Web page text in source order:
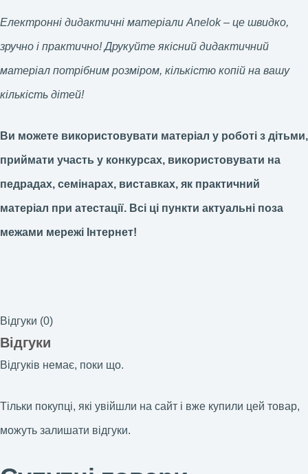
Електронні дидактичні матеріали Anelok – це швидко,
зручно і практично! Друкуйте якісний дидактичний
матеріал потрібним розміром, кількістю копій на вашу
кількість дітей!
Ви можете використовувати матеріал у роботі з дітьми,
приймати участь у конкурсах, використовувати на
педрадах, семінарах, виставках, як практичний
матеріал при атестації. Всі ці пункти актуальні поза
межами мережі Інтернет!
Відгуки (0)
Відгуки
Відгуків немає, поки що.
Тільки покупці, які увійшли на сайт і вже купили цей товар,
можуть залишати відгуки.